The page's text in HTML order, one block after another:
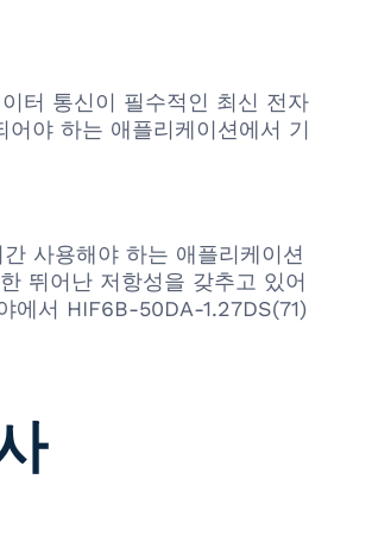
터 통신이 필수적인 최신 전자
야 하는 애플리케이션에서 기
사용해야 하는 애플리케이션
뛰어난 저항성을 갖추고 있어
에서 HIF6B-50DA-1.27DS(71)